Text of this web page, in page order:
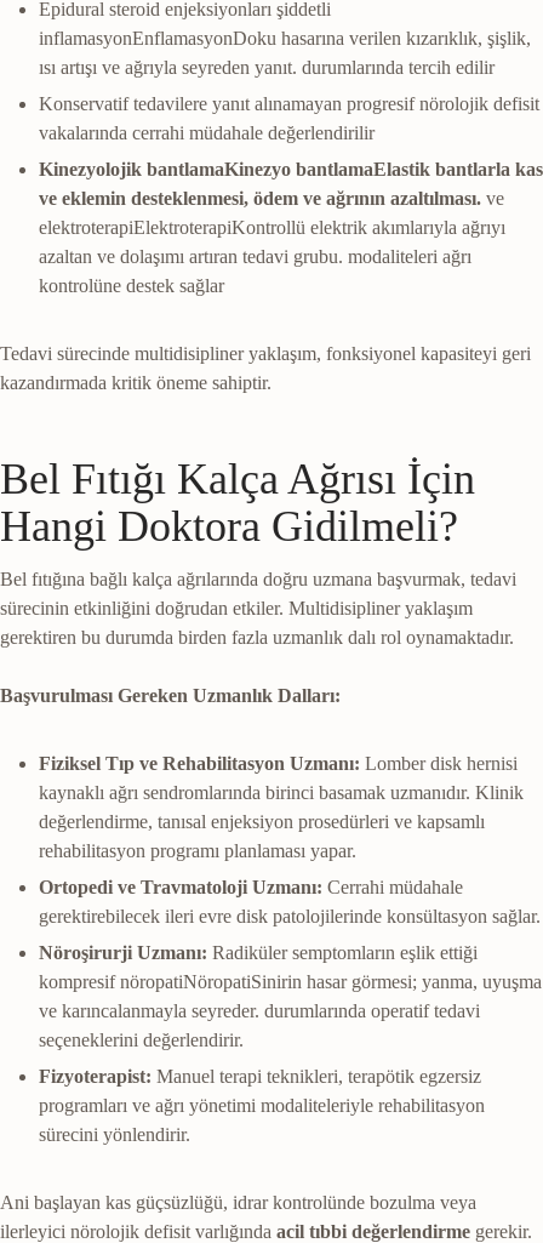
Epidural steroid enjeksiyonları şiddetli
inflamasyonEnflamasyonDoku hasarına verilen kızarıklık, şişlik,
ısı artışı ve ağrıyla seyreden yanıt. durumlarında tercih edilir
Konservatif tedavilere yanıt alınamayan progresif nörolojik defisit
vakalarında cerrahi müdahale değerlendirilir
Kinezyolojik bantlamaKinezyo bantlamaElastik bantlarla kas
ve eklemin desteklenmesi, ödem ve ağrının azaltılması. ve
elektroterapiElektroterapiKontrollü elektrik akımlarıyla ağrıyı
azaltan ve dolaşımı artıran tedavi grubu. modaliteleri ağrı
kontrolüne destek sağlar
Tedavi sürecinde multidisipliner yaklaşım, fonksiyonel kapasiteyi geri
kazandırmada kritik öneme sahiptir.
Bel Fıtığı Kalça Ağrısı İçin
Hangi Doktora Gidilmeli?
Bel fıtığına bağlı kalça ağrılarında doğru uzmana başvurmak, tedavi
sürecinin etkinliğini doğrudan etkiler. Multidisipliner yaklaşım
gerektiren bu durumda birden fazla uzmanlık dalı rol oynamaktadır.
Başvurulması Gereken Uzmanlık Dalları:
Fiziksel Tıp ve Rehabilitasyon Uzmanı: Lomber disk hernisi
kaynaklı ağrı sendromlarında birinci basamak uzmanıdır. Klinik
değerlendirme, tanısal enjeksiyon prosedürleri ve kapsamlı
rehabilitasyon programı planlaması yapar.
Ortopedi ve Travmatoloji Uzmanı: Cerrahi müdahale
gerektirebilecek ileri evre disk patolojilerinde konsültasyon sağlar.
Nöroşirurji Uzmanı: Radiküler semptomların eşlik ettiği
kompresifnöropatiNöropatiSinirin hasar görmesi; yanma, uyuşma
ve karıncalanmayla seyreder. durumlarında operatif tedavi
seçeneklerini değerlendirir.
Fizyoterapist: Manuel terapi teknikleri, terapötik egzersiz
programları ve ağrı yönetimi modaliteleriyle rehabilitasyon
sürecini yönlendirir.
Ani başlayan kas güçsüzlüğü, idrar kontrolünde bozulma veya
ilerleyici nörolojik defisit varlığında acil tıbbi değerlendirme gerekir.